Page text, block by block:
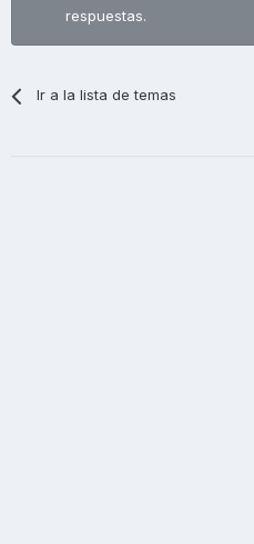
respuestas.
Ir a la lista de temas